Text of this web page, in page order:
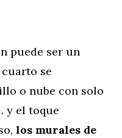
puede ser un
se
o nube con solo
y el toque
los murales de